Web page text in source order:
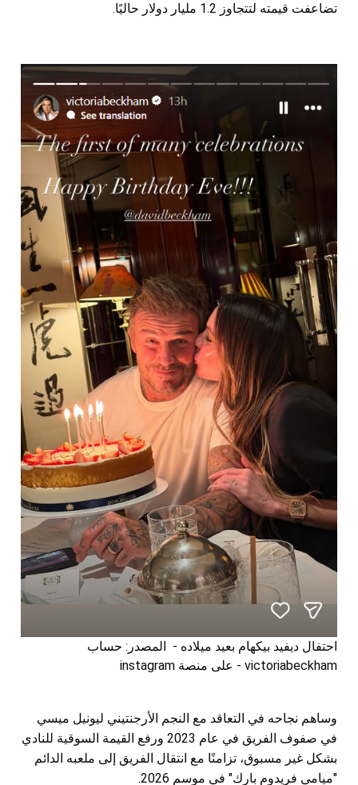
تضاعفت قيمته لتتجاوز 1.2 مليار دولار حاليًا.
احتفال ديفيد بيكهام بعيد ميلاده - المصدر: حساب
victoriabeckham - على منصة instagram
وساهم نجاحه في التعاقد مع النجم الأرجنتيني ليونيل ميسي
في صفوف الفريق في عام 2023 ورفع القيمة السوقية للنادي
بشكل غير مسبوق، تزامنًا مع انتقال الفريق إلى ملعبه الدائم
"ميامي فريدوم بارك" في موسم 2026.